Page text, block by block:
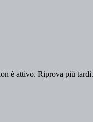
è attivo. Riprova più tardi.